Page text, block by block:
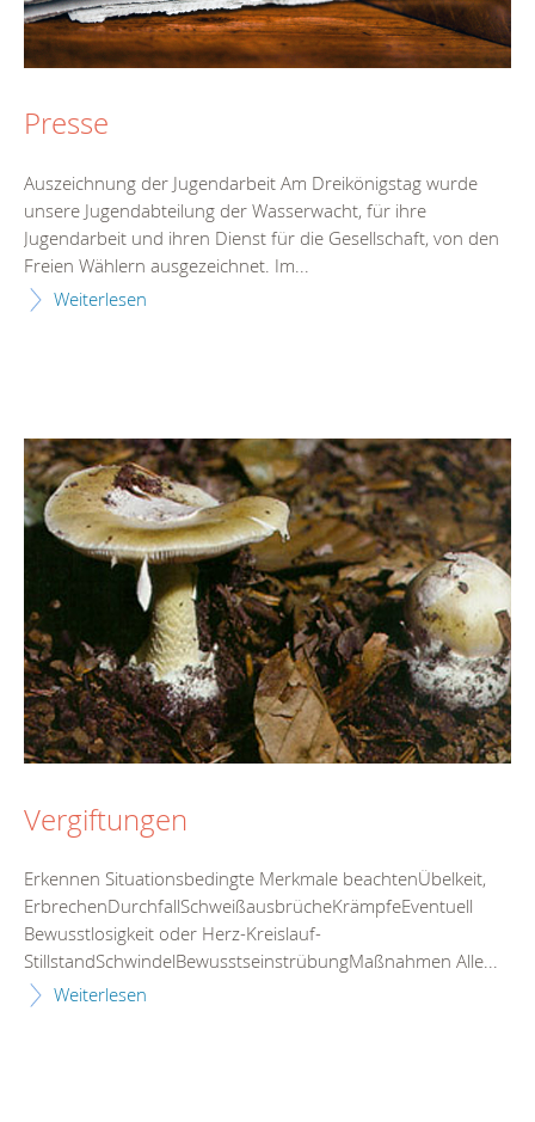
Presse
Auszeichnung der Jugendarbeit Am Dreikönigstag wurde
unsere Jugendabteilung der Wasserwacht, für ihre
Jugendarbeit und ihren Dienst für die Gesellschaft, von den
Freien Wählern ausgezeichnet. Im...
Weiterlesen
Vergiftungen
Erkennen Situationsbedingte Merkmale beachtenÜbelkeit,
ErbrechenDurchfallSchweißausbrücheKrämpfeEventuell
Bewusstlosigkeit oder Herz-Kreislauf-
StillstandSchwindelBewusstseinstrübungMaßnahmen Alle...
Weiterlesen